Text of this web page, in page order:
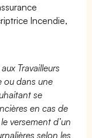
Incendie,
Travailleurs
ou dans une
se
en cas de
versement d’un
selon les